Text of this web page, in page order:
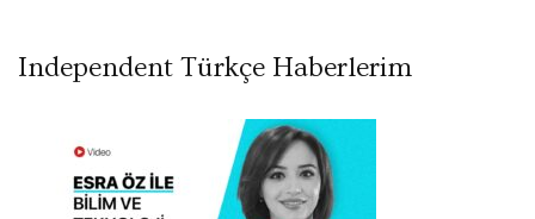
Independent Türkçe Haberlerim